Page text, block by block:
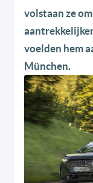
volstaan ze
voelden hem
München.